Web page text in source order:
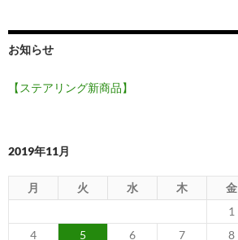
お知らせ
【ステアリング新商品】
2019年11月
月 火 水 木 金
1
4
5 6 7 8